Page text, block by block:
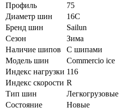
Профиль
75
Диаметр шин
16C
Бренд шин
Sailun
Сезон
Зима
Наличие шипов
С шипами
Модель шин
Commercio ice
Индекс нагрузки 116
Индекс скорости R
Тип шин
Легкогрузовые
Состояние
Новые